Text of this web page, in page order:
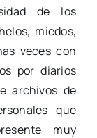
de los
miedos,
veces con
por diarios
archivos de
que
muy